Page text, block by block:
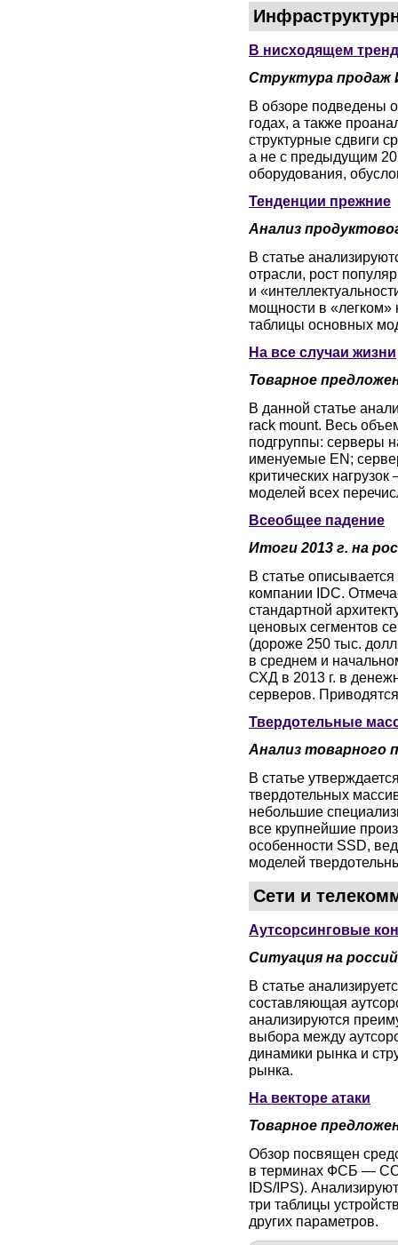
В нисходящем
Структура продаж
В обзоре подведены
годах, а также
структурные сдвиги
а не с предыдущим
оборудования,
Тенденции прежние
Анализ
В статье
отрасли, рост
и
мощности в «легком»
таблицы основных
На все случаи жизни
Товарное
В данной статье
rack mount. Весь
подгруппы: серверы
именуемые EN;
критических
моделей всех
Всеобщее падение
Итоги 2013 г. на
В статье
компании IDC.
стандартной
ценовых сегментов
(дороже 250 тыс.
в среднем и
СХД в 2013 г. в
серверов.
Твердотельные
Анализ товарного
В статье
твердотельных
небольшие
все крупнейшие
особенности SSD,
моделей
Сети и
Аутсорсинговые
Ситуация на
В статье
составляющая
анализируются
выбора между
динамики рынка и
рынка.
На векторе атаки
Товарное
Обзор посвящен
в терминах ФСБ —
IDS/IPS).
три таблицы
других параметров.